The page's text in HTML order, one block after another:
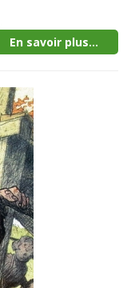
En savoir plus...